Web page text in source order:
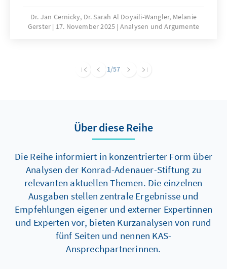
Vorgaben bremsen die Bautätigkeit erheblich.
Zur Lösung des Problems bedarf es einer
Dr. Jan Cernicky, Dr. Sarah Al Doyaili-Wangler, Melanie
Gerster
17. November 2025 Analysen und Argumente
1/57
Über diese Reihe
Die Reihe informiert in konzentrierter Form über
Analysen der Konrad-Adenauer-Stiftung zu
relevanten aktuellen Themen. Die einzelnen
Ausgaben stellen zentrale Ergebnisse und
Empfehlungen eigener und externer Expertinnen
und Experten vor, bieten Kurzanalysen von rund
fünf Seiten und nennen KAS-
Ansprechpartnerinnen.